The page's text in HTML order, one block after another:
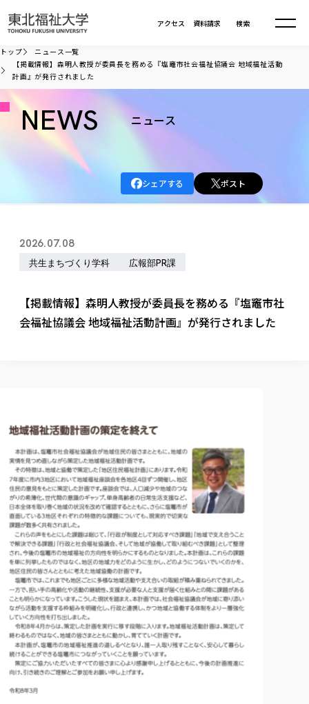
資料請求
アクセス 検索
大学について
大学理念
各種方針
大学の概要
大学の歩み
学生・教職員・卒業生数
校歌の歴史
校章・マーク・カラー
キャンパス案内
大学の取り組み
大学の取り組み
カリキュラム編成ガイドライン
本学のシラバスについて
初年次教育（リエゾンゼミⅠ）について
リエゾンゼミ・ナビ（テキスト等）
お役立ち情報（リンク集）
放射線モニタリング測定結果（国見キャンパス）
情報公開
寄附行為
IR情報
学校教育法施行規則第172条の2に基づく情報公開
教職課程における情報の公表
学部・学科等設置計画履行状況報告書
情報公開規程
学部・大学院
学部・大学院TOP
総合福祉学部
福祉行政学科
共生まちづくり学部
共生まちづくり学部
教育学部
教育学科
健康科学部
仏教専修科
大学院
大学院
総合福祉学研究科 社会福祉学専攻 修士課程
総合福祉学研究科 社会福祉学専攻 博士課程
総合福祉学研究科 福祉心理学専攻 修士課程
教育学研究科 教育学専攻 修士課程
通信教育部
通信教育部
通信制大学院 総合福祉学研究科 社会福祉学専攻 修士課程
通信制大学院 総合福祉学研究科 福祉心理学専攻 修士課程
カリキュラム（学部・大学院）
その他の就学機会
学びの特徴
学びの特徴
ICT教育
初年次教育（リエゾンゼミⅠ）
実学臨床教育（総合福祉学部のみ履修可能）
教員紹介・業績
学びのサポート
学びのサポート
入学試験
進学相談会
就職状況
取得可能な資格・免許
東北福祉大学のキャリア教育
採用ご担当者様へ
センター長の挨拶
求人の受付について
単独学内説明会のご案内
在学生の方
在学生の方
資格取得報奨制度について
東北福祉大学求人・インターンシップ検索サイト（キャリタス
卒業生の方
卒業生の方
卒業後のキャリア支援体制
在学生による訪問、情報提供へのご協力のお願い
卒業生アンケート
よくあるご質問
東北福祉大学のDNA
在学生インタビュー
課外活動 TOP
国際交流
外国人在学生
Prospective Students
学生支援センター国際交流の活動
スタッフ紹介
ニュース一覧
東北福祉大学の研究活動
東北福祉大学の研究活動
東北福祉大学の研究紹介
共同研究等をご検討の皆様へ
東北福祉大学の紀要・リポジトリ
東北福祉大学の紀要・リポジトリ
研究紀要
教職研究
東北福祉大学教育・教職センター特別支援教育研究年報一覧
芹沢銈介美術工芸館年報
東北福祉大学機関リポジトリ
東北福祉大学オープンアクセス方針
産学・産学官連携
産学・産学官連携
「高齢者のフレイル予防及びデジタルデバイド解消に向けた産
高齢者施設特化型モジュラー車いす開発
学生参加 × 産学官連携 ～ 「行学一如」の実践
社会貢献・地域連携活動
社会貢献・地域連携活動
社会貢献への取り組み
社会貢献・地域連携活動報告書
各種社会貢献活動の窓口
伝承講座「311『伝える／備える』次世代塾」
JICA草の根技術協力事業
被災地の子ども支援活動
生涯学習・社会人講座
自治体・団体等との主な協定
自治体・団体等との主な協定
研究所について
研究者のご紹介
生涯教育・キャリア教育TOP
生涯学習・社会人講座
月例TFU実学臨床研究セミナー
特別支援教育研究室
TFU教育フォーラム
関連法人
取材について
施設利用
同窓会
学内ポータルシステム
Universal Passport
トップ
ニュース一覧
【掲載情報】森明人教授が委員長を務める『塩竈市社会福祉協議会 地域福祉活動
計画』が発行されました
NEWS ニュース
シェアする ポスト
2026.07.08
共生まちづくり学科 広報部PR課
【掲載情報】森明人教授が委員長を務める『塩竈市社
会福祉協議会 地域福祉活動計画』が発行されました